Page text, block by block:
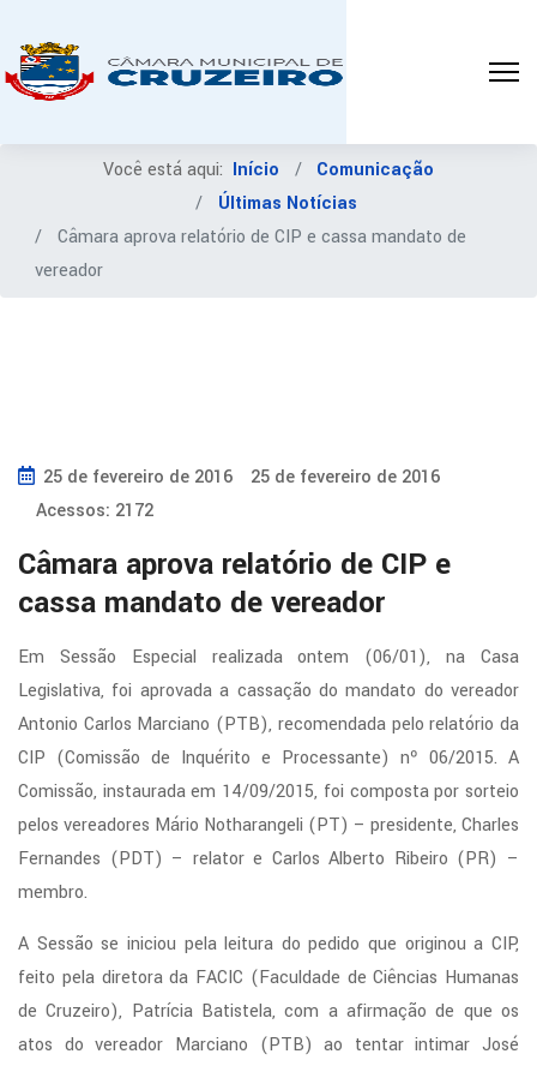
Você está aqui: Início
Comunicação
Últimas Notícias
Câmara aprova relatório de CIP e cassa mandato de
vereador
25 de fevereiro de 2016
25 de fevereiro de 2016
Acessos: 2172
Câmara aprova relatório de CIP e
cassa mandato de vereador
Em Sessão Especial realizada ontem (06/01), na Casa
Legislativa, foi aprovada a cassação do mandato do vereador
Antonio Carlos Marciano (PTB), recomendada pelo relatório da
CIP (Comissão de Inquérito e Processante) nº 06/2015. A
Comissão, instaurada em 14/09/2015, foi composta por sorteio
pelos vereadores Mário Notharangeli (PT) – presidente, Charles
Fernandes (PDT) – relator e Carlos Alberto Ribeiro (PR) –
membro.
A Sessão se iniciou pela leitura do pedido que originou a CIP,
feito pela diretora da FACIC (Faculdade de Ciências Humanas
de Cruzeiro), Patrícia Batistela, com a afirmação de que os
atos do vereador Marciano (PTB) ao tentar intimar José